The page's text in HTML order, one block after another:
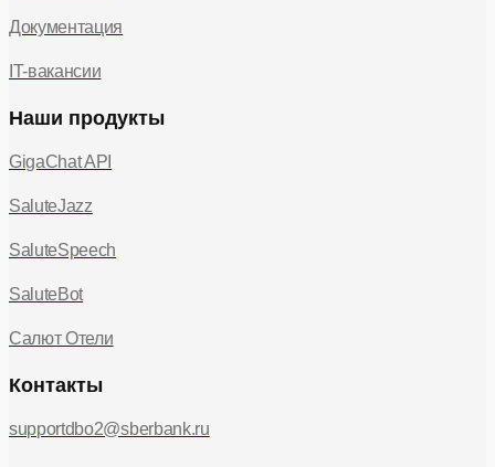
Документация
IT-вакансии
Наши продукты
GigaChat API
SaluteJazz
SaluteSpeech
SaluteBot
Салют Отели
Контакты
supportdbo2@sberbank.ru